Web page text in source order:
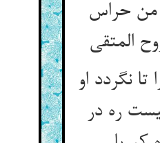
حراس
نگردد او
ره در